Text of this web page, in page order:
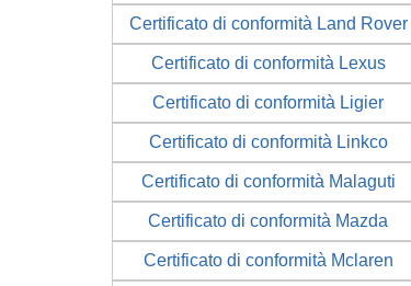
Certificato di conformità Land Rover
Certificato di conformità Lexus
Certificato di conformità Ligier
Certificato di conformità Linkco
Certificato di conformità Malaguti
Certificato di conformità Mazda
Certificato di conformità Mclaren